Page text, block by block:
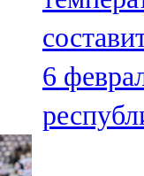
Чистай
103,0
Чүпрәле
91,0 FM
6